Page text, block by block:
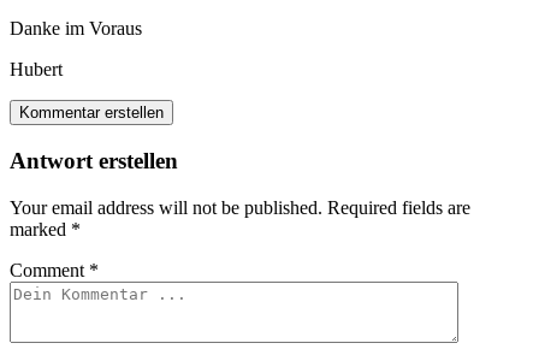
Danke im Voraus
Hubert
Kommentar erstellen
Antwort erstellen
Your email address will not be published. Required fields are
marked *
Comment *